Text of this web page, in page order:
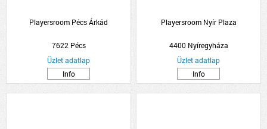
Playersroom Pécs Árkád
7622 Pécs
Üzlet adatlap
Info
Playersroom Nyír Plaza
4400 Nyíregyháza
Üzlet adatlap
Info